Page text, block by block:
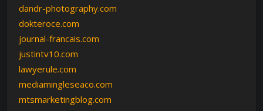
dandr-photography.com
dokteroce.com
journal-francais.com
justintv10.com
lawyerule.com
mediamingleseaco.com
mtsmarketingblog.com